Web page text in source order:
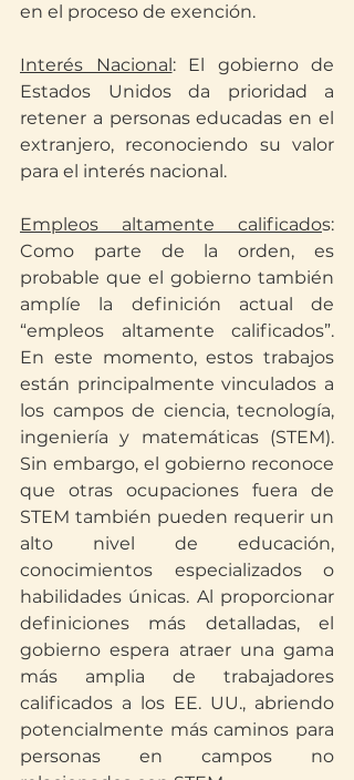
en el proceso de exención.
Interés Nacional: El gobierno de
Estados Unidos da prioridad a
retener a personas educadas en el
extranjero, reconociendo su valor
para el interés nacional.
Empleos altamente calificados:
Como parte de la orden, es
probable que el gobierno también
amplíe la definición actual de
“empleos altamente calificados”.
En este momento, estos trabajos
están principalmente vinculados a
los campos de ciencia, tecnología,
ingeniería y matemáticas (STEM).
Sin embargo, el gobierno reconoce
que otras ocupaciones fuera de
STEM también pueden requerir un
alto nivel de educación,
conocimientos especializados o
habilidades únicas. Al proporcionar
definiciones más detalladas, el
gobierno espera atraer una gama
más amplia de trabajadores
calificados a los EE. UU., abriendo
potencialmente más caminos para
personas en campos no